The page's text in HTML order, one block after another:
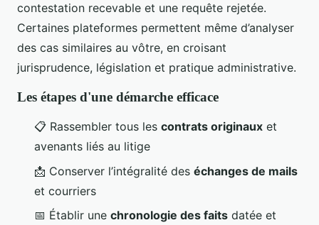
contestation recevable et une requête rejetée.
Certaines plateformes permettent même d’analyser
des cas similaires au vôtre, en croisant
jurisprudence, législation et pratique administrative.
Les étapes d'une démarche efficace
📋 Rassembler tous les contrats originaux et
avenants liés au litige
📩 Conserver l’intégralité des échanges de mails
et courriers
📅 Établir une chronologie des faits datée et